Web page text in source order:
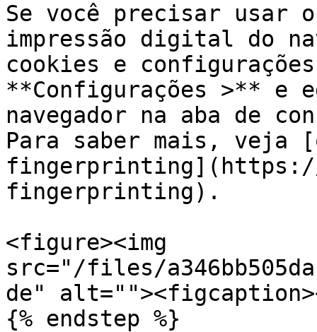
Se você precisar usar
impressão digital do
cookies e
**Configurações >** e
navegador na aba de
Para saber mais, veja
fingerprinting).
<figure><img
src="/files/
de"
{% endstep %}